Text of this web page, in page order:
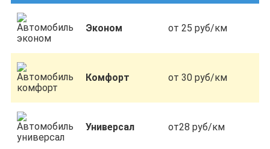
Эконом от 25 руб/км
Комфорт от 30 руб/км
Универсал от28 руб/км